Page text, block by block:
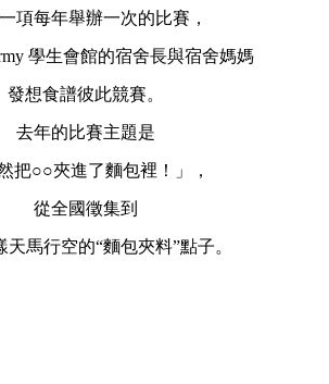
項每年舉辦一次的比賽，
學生會館的宿舍長與宿舍媽媽
發想食譜彼此競賽。
去年的比賽主題是
然把○○夾進了麵包裡！」，
從全國徵集到
天馬行空的“麵包夾料”點子。